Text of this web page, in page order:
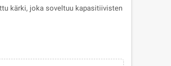
kärki, joka soveltuu kapasitiivisten